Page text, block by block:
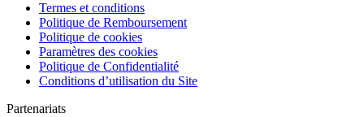
Termes et conditions
Politique de Remboursement
Politique de cookies
Paramètres des cookies
Politique de Confidentialité
Conditions d’utilisation du Site
Partenariats